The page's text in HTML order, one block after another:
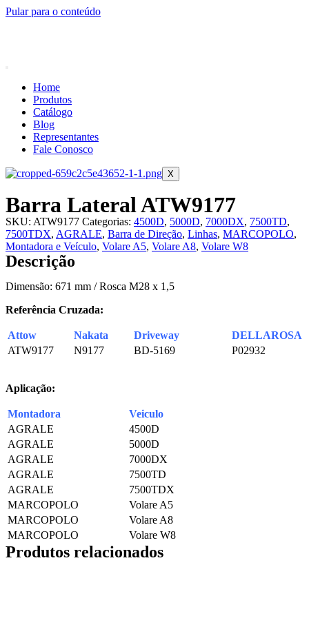
Pular para o conteúdo
Home
Produtos
Catálogo
Blog
Representantes
Fale Conosco
X
Barra Lateral ATW9177
SKU: ATW9177 Categorias: 4500D, 5000D, 7000DX, 7500TD,
7500TDX, AGRALE, Barra de Direção, Linhas, MARCOPOLO,
Montadora e Veículo, Volare A5, Volare A8, Volare W8
Descrição
Dimensão: 671 mm / Rosca M28 x 1,5
Referência Cruzada:
Attow Nakata Driveway
DELLAROSA
ATW9177
N9177 BD-5169 P02932
Aplicação:
Montadora
Veiculo
AGRALE
4500D
AGRALE
5000D
AGRALE
7000DX
AGRALE
7500TD
AGRALE
7500TDX
MARCOPOLO
Volare A5
MARCOPOLO
Volare A8
MARCOPOLO
Volare W8
Produtos relacionados